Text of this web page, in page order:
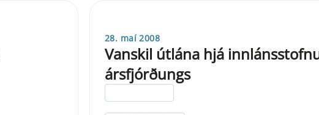
28. maí 2008
Vanskil útlána hjá
ársfjórðungs